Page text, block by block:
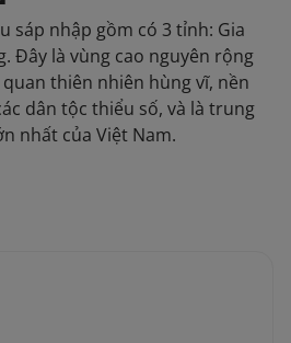
sáp nhập gồm có 3 tỉnh: Gia
Đây là vùng cao nguyên rộng
thiên nhiên hùng vĩ, nền
dân tộc thiểu số, và là trung
nhất của Việt Nam.